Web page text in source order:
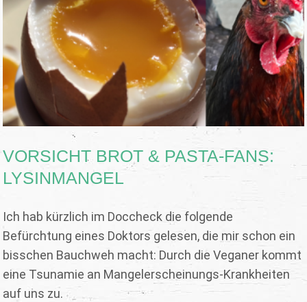
VORSICHT BROT & PASTA-FANS:
LYSINMANGEL
Ich hab kürzlich im Doccheck die folgende
Befürchtung eines Doktors gelesen, die mir schon ein
bisschen Bauchweh macht: Durch die Veganer kommt
eine Tsunamie an Mangelerscheinungs-Krankheiten
auf uns zu.